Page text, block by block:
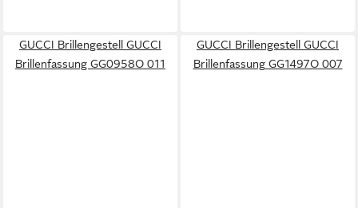
GUCCI Brillengestell GUCCI
Brillenfassung GG0958O 011
GUCCI Brillengestell GUCCI
Brillenfassung GG1497O 007